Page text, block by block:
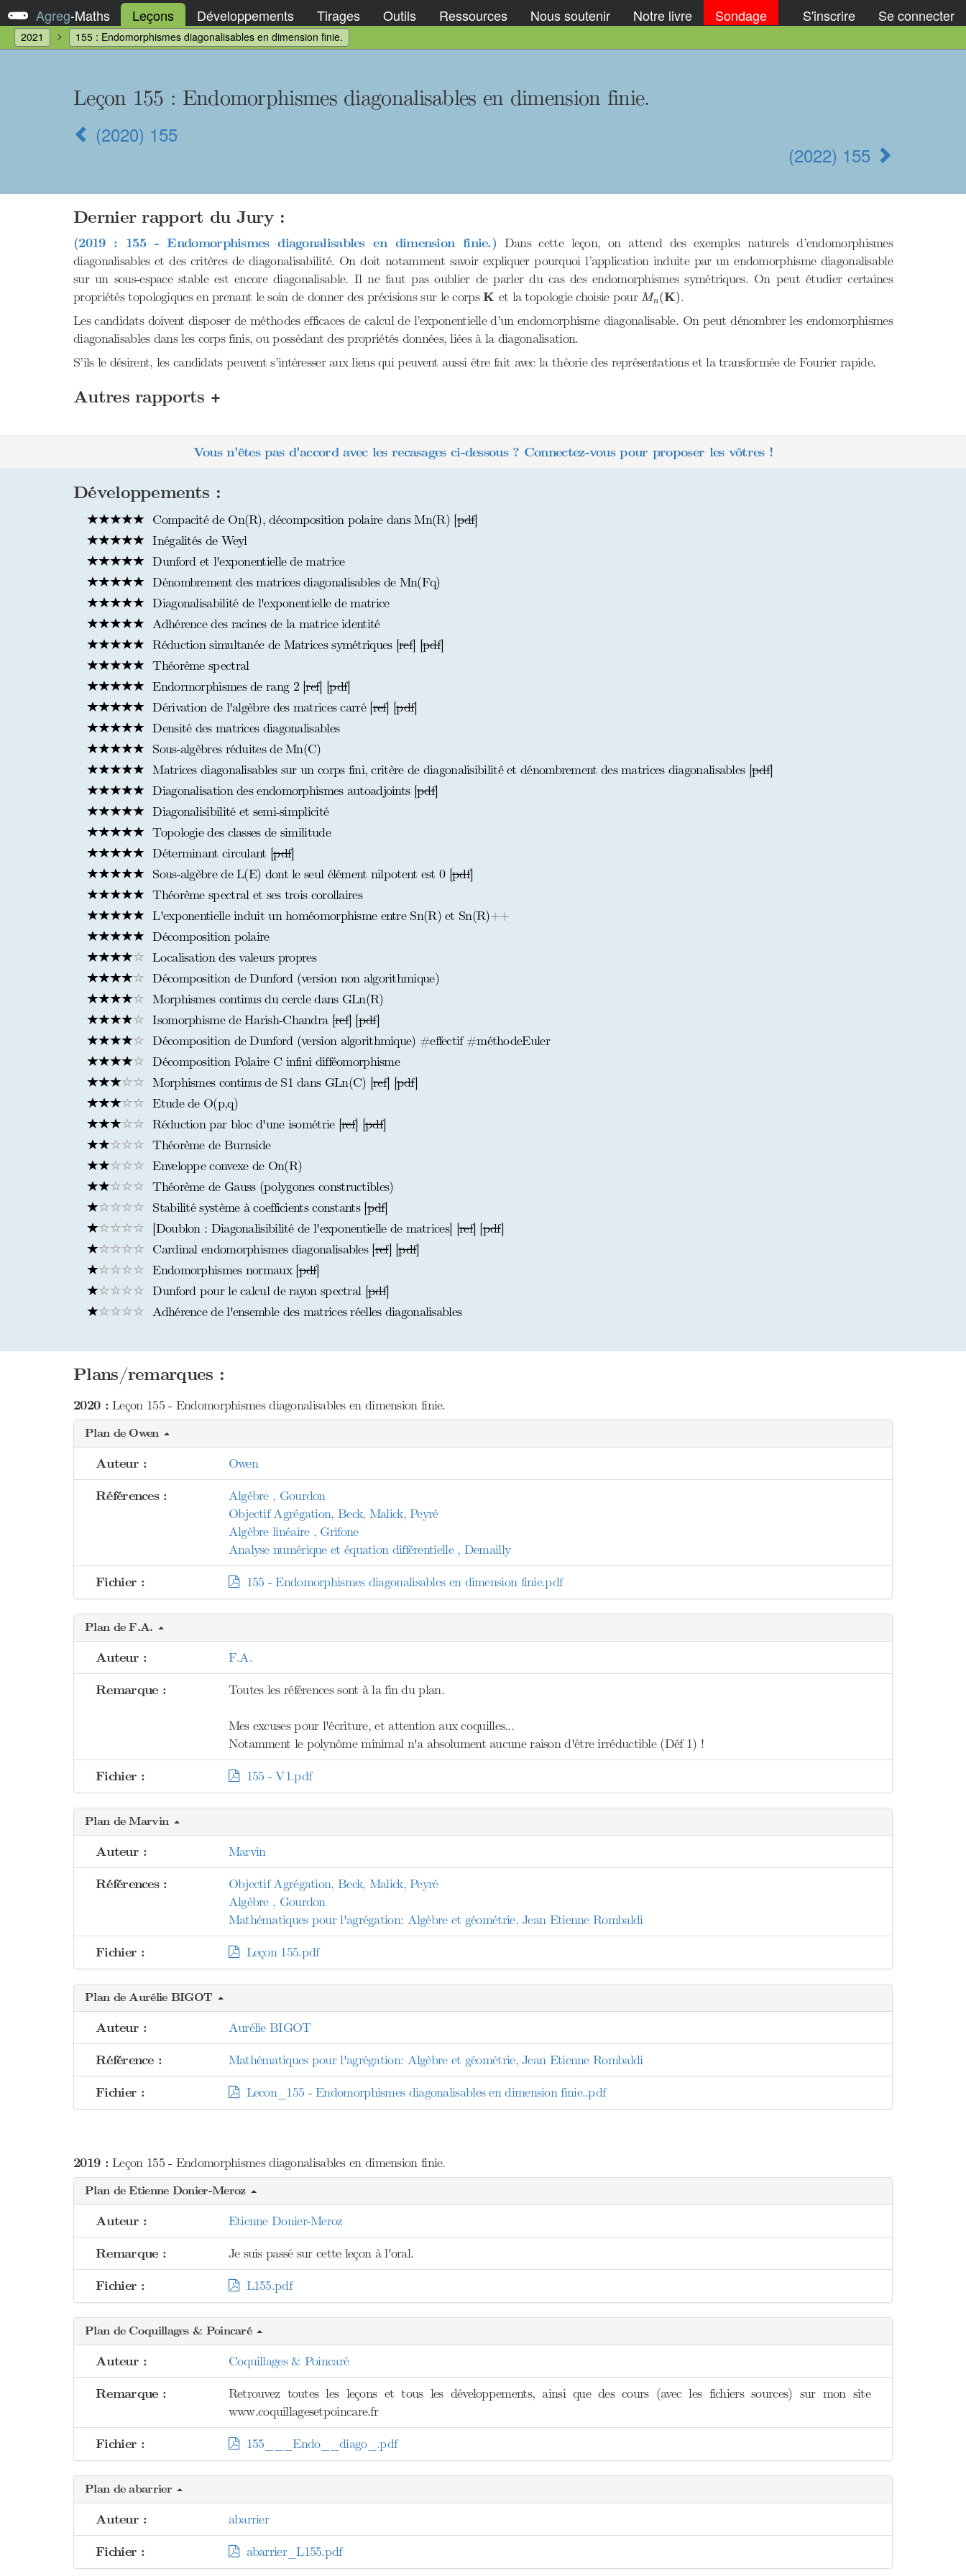
Agreg-Maths Leçons Développements Tirages Outils Ressources Nous soutenir Notre livre Sondage S'inscrire Se connecter
2021 155 : Endomorphismes diagonalisables en dimension finie.
Leçon 155 : Endomorphismes diagonalisables en dimension finie.
(2020) 155
(2022) 155
Dernier rapport du Jury :
(2019 : 155 - Endomorphismes diagonalisables en dimension finie.) Dans cette leçon, on attend des exemples naturels d’endomorphismes
diagonalisables et des critères de diagonalisabilité. On doit notamment savoir expliquer pourquoi l’application induite par un endomorphisme diagonalisable
sur un sous-espace stable est encore diagonalisable. Il ne faut pas oublier de parler du cas des endomorphismes symétriques. On peut étudier certaines
propriétés topologiques en prenant le soin de donner des précisions sur le corpsK
K et la topologie choisie pourMn(K)
Mn (K).
Les candidats doivent disposer de méthodes efficaces de calcul de l’exponentielle d’un endomorphisme diagonalisable. On peut dénombrer les endomorphismes
diagonalisables dans les corps finis, ou possédant des propriétés données, liées à la diagonalisation.
S’ils le désirent, les candidats peuvent s’intéresser aux liens qui peuvent aussi être fait avec la théorie des représentations et la transformée de Fourier rapide.
Autres rapports +
Vous n'êtes pas d'accord avec les recasages ci-dessous ? Connectez-vous pour proposer les vôtres !
Développements :
Compacité de On(R), décomposition polaire dans Mn(R) [pdf]
Inégalités de Weyl
Dunford et l'exponentielle de matrice
Dénombrement des matrices diagonalisables de Mn(Fq)
Diagonalisabilité de l'exponentielle de matrice
Adhérence des racines de la matrice identité
Réduction simultanée de Matrices symétriques [ref] [pdf]
Théorème spectral
Endormorphismes de rang 2 [ref] [pdf]
Dérivation de l'algèbre des matrices carré [ref] [pdf]
Densité des matrices diagonalisables
Sous-algèbres réduites de Mn(C)
Matrices diagonalisables sur un corps fini, critère de diagonalisibilité et dénombrement des matrices diagonalisables [pdf]
Diagonalisation des endomorphismes autoadjoints [pdf]
Diagonalisibilité et semi-simplicité
Topologie des classes de similitude
Déterminant circulant [pdf]
Sous-algèbre de L(E) dont le seul élément nilpotent est 0 [pdf]
Théorème spectral et ses trois corollaires
L'exponentielle induit un homéomorphisme entre Sn(R) et Sn(R)++
Décomposition polaire
Localisation des valeurs propres
Décomposition de Dunford (version non algorithmique)
Morphismes continus du cercle dans GLn(R)
Isomorphisme de Harish-Chandra [ref] [pdf]
Décomposition de Dunford (version algorithmique) #effectif #méthodeEuler
Décomposition Polaire C infini difféomorphisme
Morphismes continus de S1 dans GLn(C) [ref] [pdf]
Etude de O(p,q)
Réduction par bloc d'une isométrie [ref] [pdf]
Théorème de Burnside
Enveloppe convexe de On(R)
Théorème de Gauss (polygones constructibles)
Stabilité système à coefficients constants [pdf]
[Doublon : Diagonalisibilité de l'exponentielle de matrices] [ref] [pdf]
Cardinal endomorphismes diagonalisables [ref] [pdf]
Endomorphismes normaux [pdf]
Dunford pour le calcul de rayon spectral [pdf]
Adhérence de l'ensemble des matrices réelles diagonalisables
Plans/remarques :
2020 :Leçon 155 - Endomorphismes diagonalisables en dimension finie.
Plan de Owen
Auteur : Owen
Références :
Algèbre , Gourdon
Objectif Agrégation, Beck, Malick, Peyré
Algèbre linéaire , Grifone
Analyse numérique et équation différentielle , Demailly
Fichier : 155 - Endomorphismes diagonalisables en dimension finie.pdf
Plan de F.A.
Auteur : F.A.
Remarque : Toutes les références sont à la fin du plan.
Mes excuses pour l'écriture, et attention aux coquilles...
Notamment le polynôme minimal n'a absolument aucune raison d'être irréductible (Déf 1) !
Fichier : 155 - V1.pdf
Plan de Marvin
Auteur : Marvin
Références :
Objectif Agrégation, Beck, Malick, Peyré
Algèbre , Gourdon
Mathématiques pour l'agrégation: Algèbre et géométrie, Jean Etienne Rombaldi
Fichier : Leçon 155.pdf
Plan de Aurélie BIGOT
Auteur : Aurélie BIGOT
Référence : Mathématiques pour l'agrégation: Algèbre et géométrie, Jean Etienne Rombaldi
Fichier : Lecon_155 - Endomorphismes diagonalisables en dimension finie..pdf
2019 :Leçon 155 - Endomorphismes diagonalisables en dimension finie.
Plan de Etienne Donier-Meroz
Auteur : Etienne Donier-Meroz
Remarque : Je suis passé sur cette leçon à l'oral.
Fichier : L155.pdf
Plan de Coquillages & Poincaré
Auteur : Coquillages & Poincaré
Remarque :
Retrouvez toutes les leçons et tous les développements, ainsi que des cours (avec les fichiers sources) sur mon site
www.coquillagesetpoincare.fr
Fichier : 155___Endo__diago_.pdf
Plan de abarrier
Auteur : abarrier
Fichier : abarrier_L155.pdf